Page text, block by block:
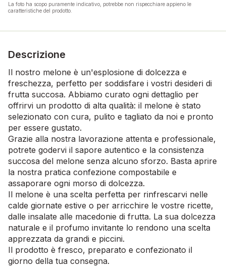
La foto ha scopo puramente indicativo, potrebbe non rispecchiare appieno le
caratteristiche del prodotto.
Descrizione
Il nostro melone è un'esplosione di dolcezza e
freschezza, perfetto per soddisfare i vostri desideri di
frutta succosa. Abbiamo curato ogni dettaglio per
offrirvi un prodotto di alta qualità: il melone è stato
selezionato con cura, pulito e tagliato da noi e pronto
per essere gustato.
Grazie alla nostra lavorazione attenta e professionale,
potrete godervi il sapore autentico e la consistenza
succosa del melone senza alcuno sforzo. Basta aprire
la nostra pratica confezione compostabile e
assaporare ogni morso di dolcezza.
Il melone è una scelta perfetta per rinfrescarvi nelle
calde giornate estive o per arricchire le vostre ricette,
dalle insalate alle macedonie di frutta. La sua dolcezza
naturale e il profumo invitante lo rendono una scelta
apprezzata da grandi e piccini.
Il prodotto è fresco, preparato e confezionato il
giorno della tua consegna.